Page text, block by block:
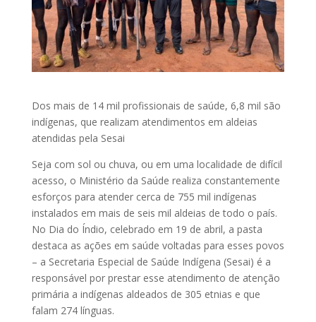
Dos mais de 14 mil profissionais de saúde, 6,8 mil são
indígenas, que realizam atendimentos em aldeias
atendidas pela Sesai
Seja com sol ou chuva, ou em uma localidade de difícil
acesso, o Ministério da Saúde realiza constantemente
esforços para atender cerca de 755 mil indígenas
instalados em mais de seis mil aldeias de todo o país.
No Dia do Índio, celebrado em 19 de abril, a pasta
destaca as ações em saúde voltadas para esses povos
– a Secretaria Especial de Saúde Indígena (Sesai) é a
responsável por prestar esse atendimento de atenção
primária a indígenas aldeados de 305 etnias e que
falam 274 línguas.